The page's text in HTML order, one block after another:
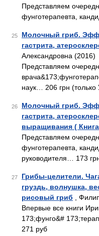
Представляем
фунготерапевта,
25
Молочный гриб.
гастрита,
Александровна (2016)
Представляем
наук… 206 грн (только
26
Молочный гриб.
гастрита,
выращивания (
Представляем
фунготерапевта,
руководителя… 173
27
Грибы-целители.
груздь, волнушка,
рисовый гриб ,
Впервые все книги
173;фунго&#
271 руб